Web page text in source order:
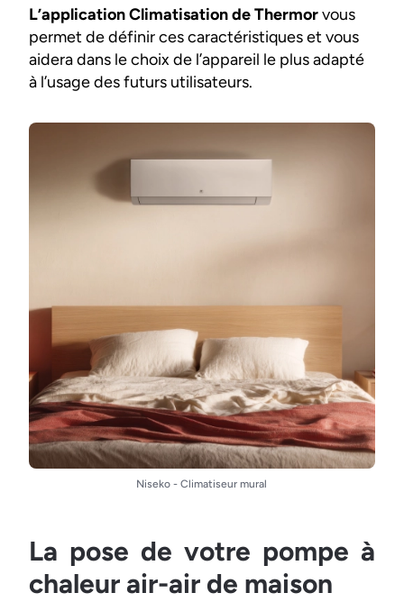
L’application Climatisation de Thermorvous
permet de définir ces caractéristiques et vous
aidera dans le choix de l’appareil le plus adapté
à l’usage des futurs utilisateurs.
Niseko - Climatiseur mural
La pose de votre pompe à
chaleur air-air de maison